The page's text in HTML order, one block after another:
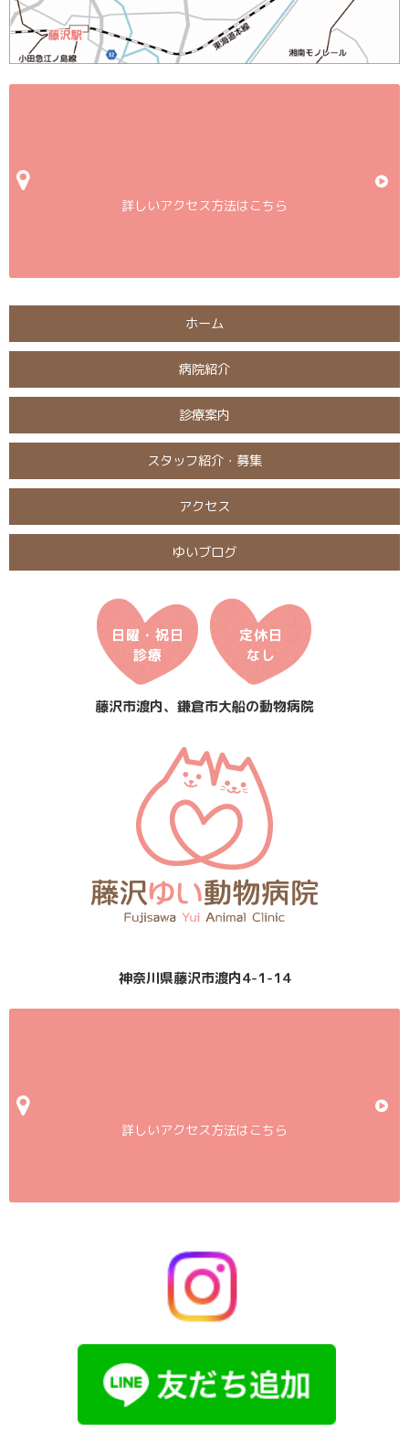
詳しいアクセス方法はこちら
ホーム
病院紹介
診療案内
スタッフ紹介・募集
アクセス
ゆいブログ
日曜・祝日
診療
定休日
なし
藤沢市渡内、鎌倉市大船の動物病院
神奈川県藤沢市渡内4-1-14
詳しいアクセス方法はこちら